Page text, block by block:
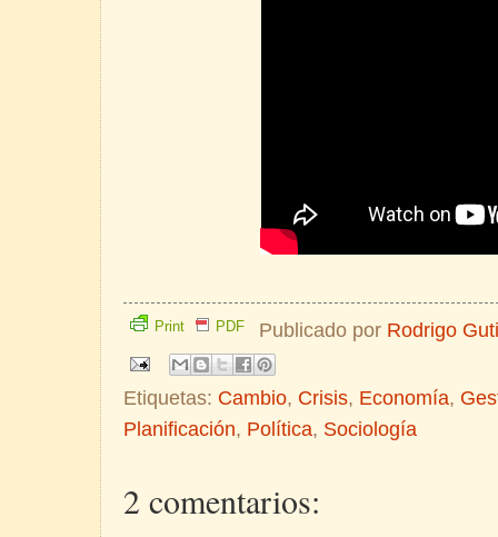
Print PDF Publicado por Rodrigo
Etiquetas: Cambio, Crisis, Economía,
Planificación, Política, Sociología
2 comentarios: